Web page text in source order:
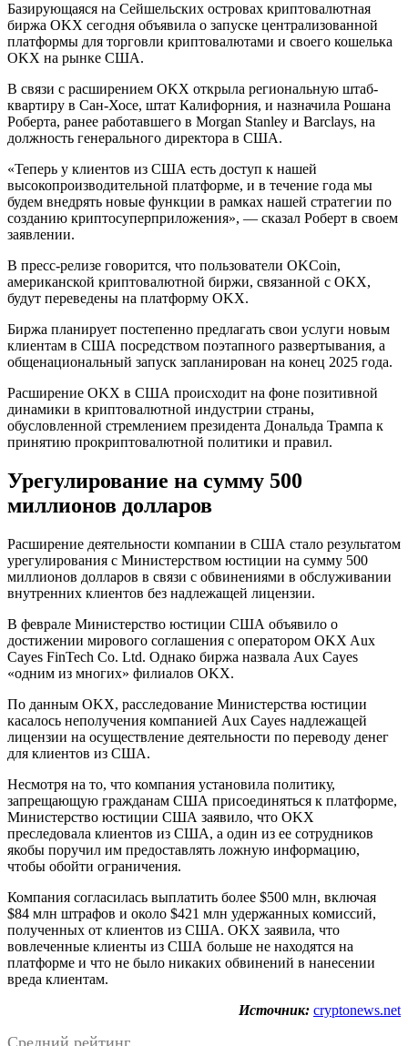
Базирующаяся на Сейшельских островах криптовалютная
биржа OKX сегодня объявила о запуске централизованной
платформы для торговли криптовалютами и своего кошелька
OKX на рынке США.
В связи с расширением OKX открыла региональную штаб-
квартиру в Сан-Хосе, штат Калифорния, и назначила Рошана
Роберта, ранее работавшего в Morgan Stanley и Barclays, на
должность генерального директора в США.
«Теперь у клиентов из США есть доступ к нашей
высокопроизводительной платформе, и в течение года мы
будем внедрять новые функции в рамках нашей стратегии по
созданию криптосуперприложения», — сказал Роберт в своем
заявлении.
В пресс-релизе говорится, что пользователи OKCoin,
американской криптовалютной биржи, связанной с OKX,
будут переведены на платформу OKX.
Биржа планирует постепенно предлагать свои услуги новым
клиентам в США посредством поэтапного развертывания, а
общенациональный запуск запланирован на конец 2025 года.
Расширение OKX в США происходит на фоне позитивной
динамики в криптовалютной индустрии страны,
обусловленной стремлением президента Дональда Трампа к
принятию прокриптовалютной политики и правил.
Урегулирование на сумму 500
миллионов долларов
Расширение деятельности компании в США стало результатом
урегулирования с Министерством юстиции на сумму 500
миллионов долларов в связи с обвинениями в обслуживании
внутренних клиентов без надлежащей лицензии.
В феврале Министерство юстиции США объявило о
достижении мирового соглашения с оператором OKX Aux
Cayes FinTech Co. Ltd. Однако биржа назвала Aux Cayes
«одним из многих» филиалов OKX.
По данным OKX, расследование Министерства юстиции
касалось неполучения компанией Aux Cayes надлежащей
лицензии на осуществление деятельности по переводу денег
для клиентов из США.
Несмотря на то, что компания установила политику,
запрещающую гражданам США присоединяться к платформе,
Министерство юстиции США заявило, что OKX
преследовала клиентов из США, а один из ее сотрудников
якобы поручил им предоставлять ложную информацию,
чтобы обойти ограничения.
Компания согласилась выплатить более $500 млн, включая
$84 млн штрафов и около $421 млн удержанных комиссий,
полученных от клиентов из США. OKX заявила, что
вовлеченные клиенты из США больше не находятся на
платформе и что не было никаких обвинений в нанесении
вреда клиентам.
Источник: cryptonews.net